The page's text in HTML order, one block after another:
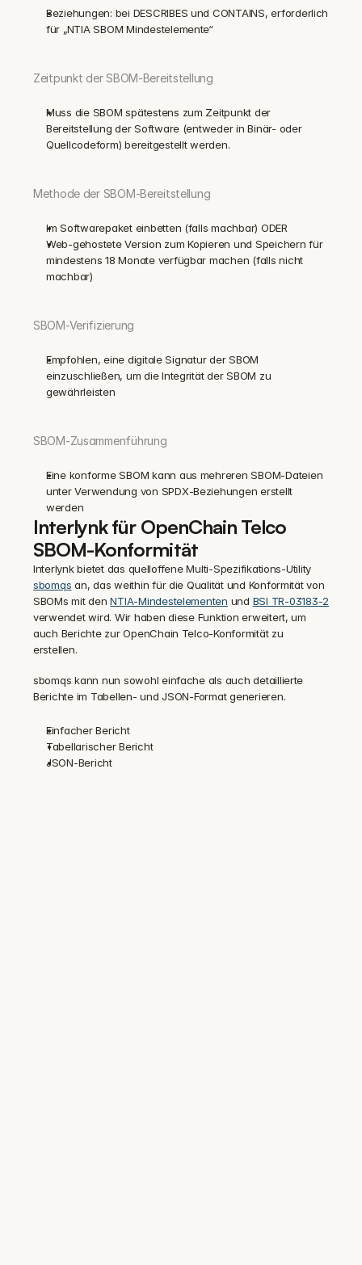
Beziehungen: bei DESCRIBES und CONTAINS, erforderlich
für „NTIA SBOM Mindestelemente“
‍Zeitpunkt der SBOM-Bereitstellung
Muss die SBOM spätestens zum Zeitpunkt der
Bereitstellung der Software (entweder in Binär- oder
Quellcodeform) bereitgestellt werden.
Methode der SBOM-Bereitstellung
Im Softwarepaket einbetten (falls machbar) ODER
Web-gehostete Version zum Kopieren und Speichern für
mindestens 18 Monate verfügbar machen (falls nicht
machbar)
SBOM-Verifizierung
Empfohlen, eine digitale Signatur der SBOM
einzuschließen, um die Integrität der SBOM zu
gewährleisten
SBOM-Zusammenführung
Eine konforme SBOM kann aus mehreren SBOM-Dateien
unter Verwendung von SPDX-Beziehungen erstellt
werden
Interlynk für OpenChain Telco
SBOM-Konformität
sbomqs an, das weithin für die Qualität und Konformität von
SBOMs mit den NTIA-Mindestelementen und BSI TR-03183-2
verwendet wird. Wir haben diese Funktion erweitert, um
auch Berichte zur OpenChain Telco-Konformität zu
erstellen.
sbomqs kann nun sowohl einfache als auch detaillierte
Berichte im Tabellen- und JSON-Format generieren.
Einfacher Bericht
Tabellarischer Bericht
JSON-Bericht